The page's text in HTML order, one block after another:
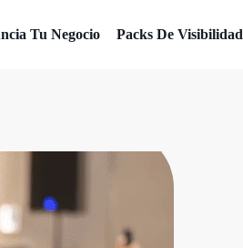
Tu Negocio Packs De Visibilidad